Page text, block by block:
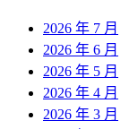
2026 年 7 月
2026 年 6 月
2026 年 5 月
2026 年 4 月
2026 年 3 月